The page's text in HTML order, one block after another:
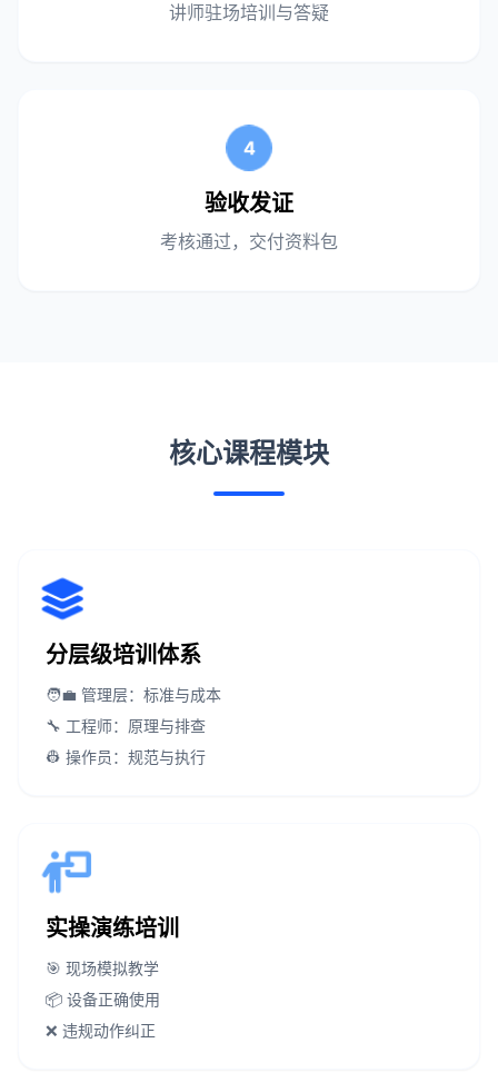
讲师驻场培训与答疑
4
验收发证
考核通过，交付资料包
核心课程模块
分层级培训体系
🧑‍💼 管理层：标准与成本
🔧 工程师：原理与排查
👷 操作员：规范与执行
实操演练培训
🎯 现场模拟教学
📦 设备正确使用
❌ 违规动作纠正